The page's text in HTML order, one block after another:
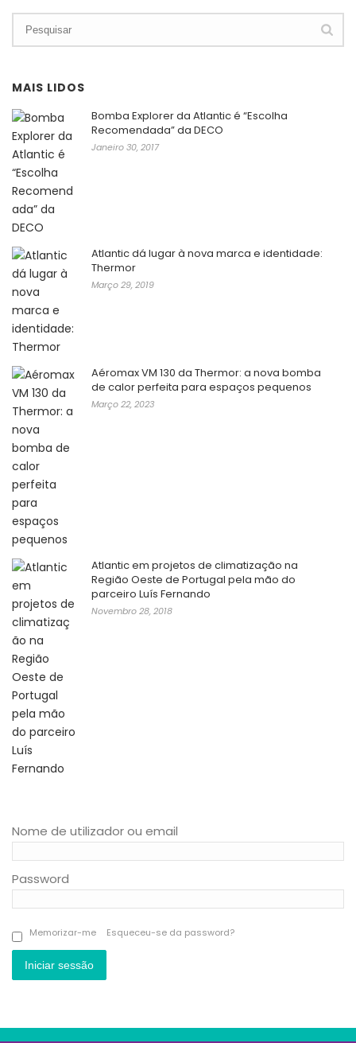
MAIS LIDOS
Bomba Explorer da Atlantic é “Escolha
Recomendada” da DECO
Janeiro 30, 2017
Atlantic dá lugar à nova marca e identidade:
Thermor
Março 29, 2019
Aéromax VM 130 da Thermor: a nova bomba
de calor perfeita para espaços pequenos
Março 22, 2023
Atlantic em projetos de climatização na
Região Oeste de Portugal pela mão do
parceiro Luís Fernando
Novembro 28, 2018
Nome de utilizador ou email
Password
Memorizar-me Esqueceu-se da password?
Iniciar sessão